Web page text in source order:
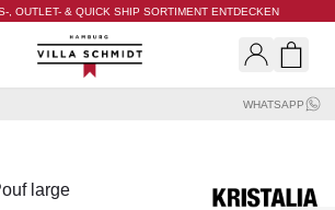
, OUTLET- & QUICK SHIP SORTIMENT ENTDECKEN
Villa Schmidt
WHATSAPP
large